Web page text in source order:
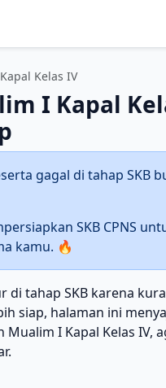
Kelas IV
I Kapal
gagal di tahap SKB
SKB CPNS
kamu. 🔥
di tahap SKB karena
siap, halaman ini
Mualim I Kapal Kelas